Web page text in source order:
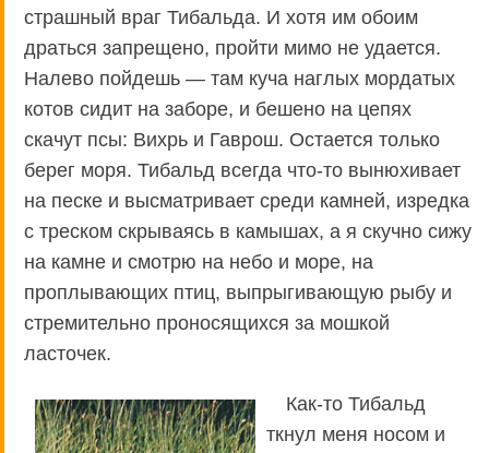
страшный враг Тибальда. И хотя им обоим
драться запрещено, пройти мимо не удается.
Налево пойдешь — там куча наглых мордатых
котов сидит на заборе, и бешено на цепях
скачут псы: Вихрь и Гаврош. Остается только
берег моря. Тибальд всегда что-то вынюхивает
на песке и высматривает среди камней, изредка
с треском скрываясь в камышах, а я скучно сижу
на камне и смотрю на небо и море, на
проплывающих птиц, выпрыгивающую рыбу и
стремительно проносящихся за мошкой
ласточек.
Как-то Тибальд
ткнул меня носом и